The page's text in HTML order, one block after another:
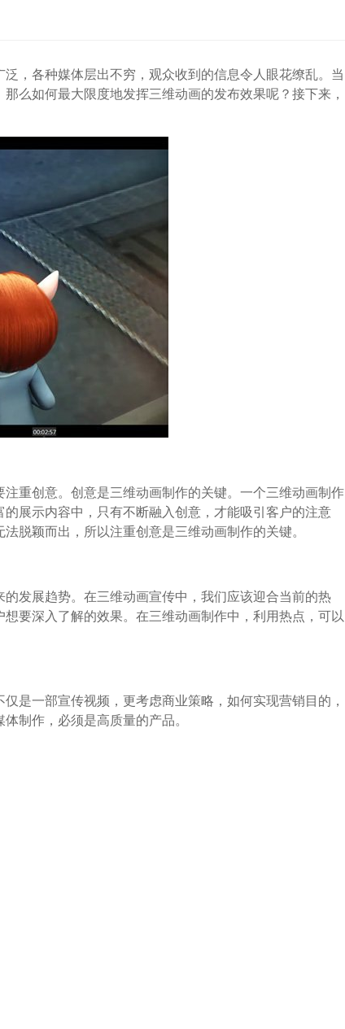
各种媒体层出不穷，观众收到的信息令人眼花缭乱。当
么如何最大限度地发挥三维动画的发布效果呢？接下来，
创意。创意是三维动画制作的关键。一个三维动画制作
展示内容中，只有不断融入创意，才能吸引客户的注意
脱颖而出，所以注重创意是三维动画制作的关键。
展趋势。在三维动画宣传中，我们应该迎合当前的热
要深入了解的效果。在三维动画制作中，利用热点，可以
一部宣传视频，更考虑商业策略，如何实现营销目的，
制作，必须是高质量的产品。